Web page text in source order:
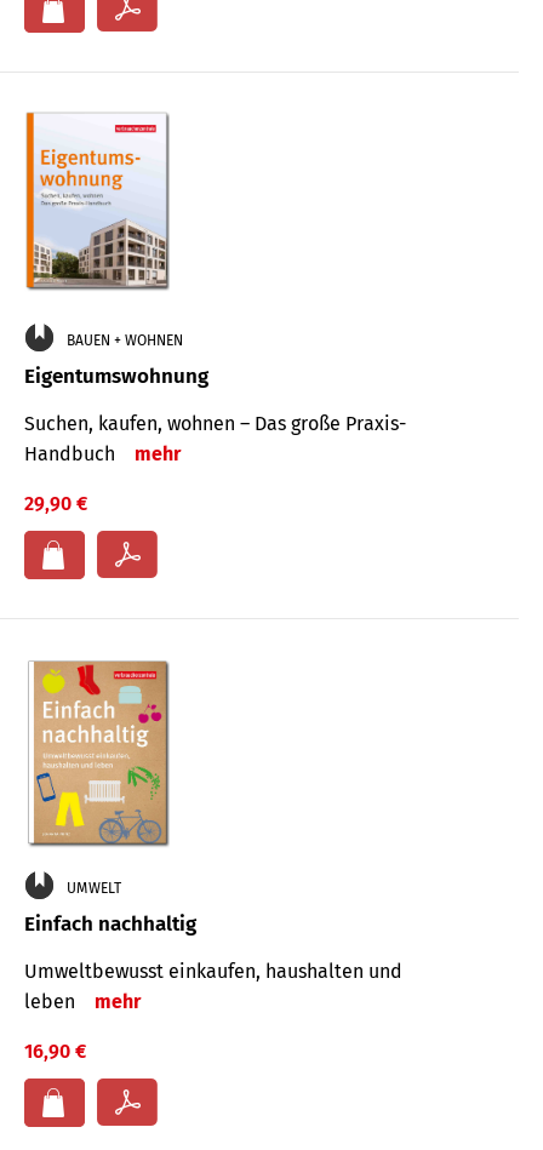
BAUEN + WOHNEN
Eigentumswohnung
Suchen, kaufen, wohnen – Das große Praxis-
Handbuch
mehr
29,90 €
UMWELT
Einfach nachhaltig
Umweltbewusst einkaufen, haushalten und
leben
mehr
16,90 €